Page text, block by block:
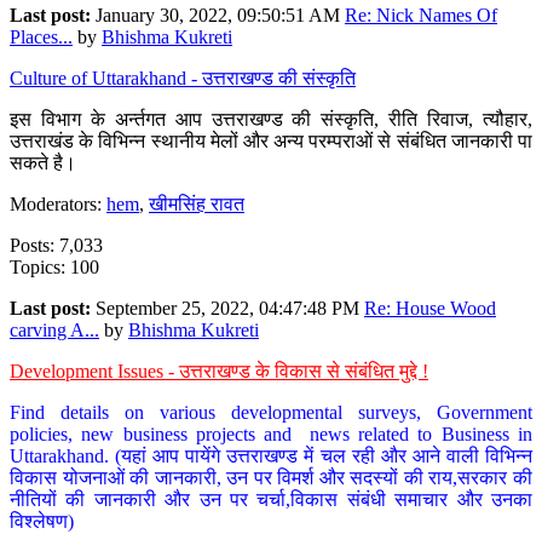
Last post: January 30, 2022, 09:50:51 AM Re: Nick Names Of
Places... by Bhishma Kukreti
Culture of Uttarakhand - उत्तराखण्ड की संस्कृति
इस विभाग के अर्न्तगत आप उत्तराखण्ड की संस्कृति, रीति रिवाज, त्यौहार,
उत्तराखंड के विभिन्न स्थानीय मेलों और अन्य परम्पराओं से संबंधित जानकारी पा
सकते है।
Moderators: hem,खीमसिंह रावत
Posts: 7,033
Topics: 100
Last post: September 25, 2022, 04:47:48 PM Re: House Wood
carving A... by Bhishma Kukreti
Development Issues - उत्तराखण्ड के विकास से संबंधित मुद्दे !
Find details on various developmental surveys, Government
policies, new business projects and news related to Business in
Uttarakhand. (यहां आप पायेंगे उत्तराखण्ड में चल रही और आने वाली विभिन्न
विकास योजनाओं की जानकारी, उन पर विमर्श और सदस्यों की राय,सरकार की
नीतियों की जानकारी और उन पर चर्चा,विकास संबंधी समाचार और उनका
विश्लेषण)